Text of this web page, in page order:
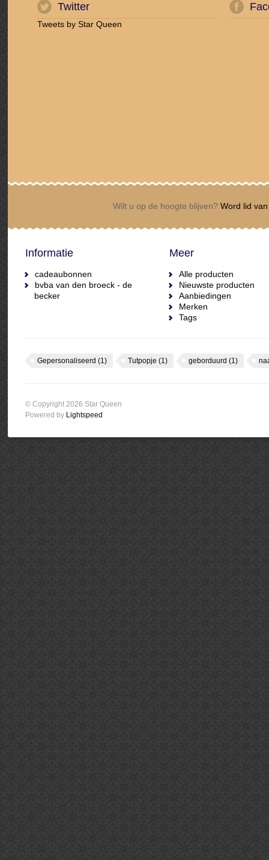
Twitter
Tweets by Star Queen
Wilt u op de hoogte blijven? Word lid
Informatie
cadeaubonnen
bvba van den broeck - de
becker
Meer
Alle producten
Nieuwste producten
Aanbiedingen
Merken
Tags
Gepersonaliseerd (1) Tutpopje (1) geborduurd (1)
© Copyright 2026 Star Queen
Powered by Lightspeed